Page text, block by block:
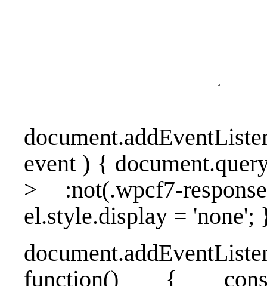
event ) {
> :not(.wpcf7-
el.style.display =
function() {